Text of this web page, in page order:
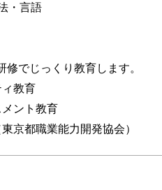
・言語
でじっくり教育します。
教育
ント教育
京都職業能力開発協会）